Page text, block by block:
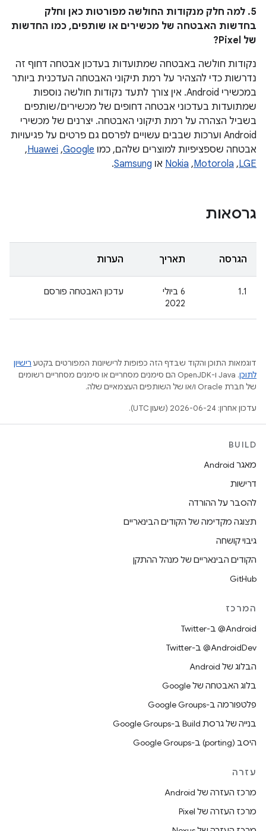
5. למה חלק מנקודות החולשה מפורטות כאן וחלק
בחדשות האבטחה של מכשירים או שותפים, כמו החדשות
של Pixel?
נקודות חולשה באבטחה שמתועדות בעדכון אבטחה דחוף זה
נדרשות כדי להצהיר על רמת תיקוני האבטחה העדכנית ביותר
במכשירי Android. אין צורך לתעד נקודות חולשה נוספות
שמתועדות בעדכוני אבטחה דחופים של מכשירים / שותפים
בשביל הצהרה על רמת תיקוני האבטחה. יצרנים של מכשירי
Android וערכות שבבים עשויים לפרסם גם פרטים על פגיעויות
אבטחה שספציפיות למוצרים שלהם, כמו Google
,‏
Huawei
,‏
LGE
,‏
Motorola
,‏
Nokia או Samsung
.
גרסאות
הגרסה תאריך הערות
1.1
‫6 ביולי
2022
עדכון האבטחה פורסם
דוגמאות התוכן והקוד שבדף הזה כפופות לרישיונות המפורטים בקטע רישיון
לתוכן
.‏ Java ו-OpenJDK הם סימנים מסחריים או סימנים מסחריים רשומים
של חברת Oracle ו/או של השותפים העצמאיים שלה.
עדכון אחרון: 2026-06-24 (שעון UTC).
BUILD
מאגר Android
דרישות
להסבר על ההורדה
תצוגה מקדימה של הקודים הבינאריים
גיבוי קושחה
הקודים הבינאריים של מנהל ההתקן
GitHub
המרכז
‎@Android ב-Twitter
‎@AndroidDev ב-Twitter
הבלוג של Android
בלוג האבטחה של Google
פלטפורמה ב-Google Groups
בנייה של גרסת Build ב-Google Groups
היסב (porting) ב-Google Groups
עזרה
מרכז העזרה של Android
מרכז העזרה של Pixel